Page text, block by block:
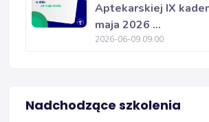
Aptekarskiej IX
maja 2026 ...
2026-06-09 09:00
Nadchodzące szkolenia